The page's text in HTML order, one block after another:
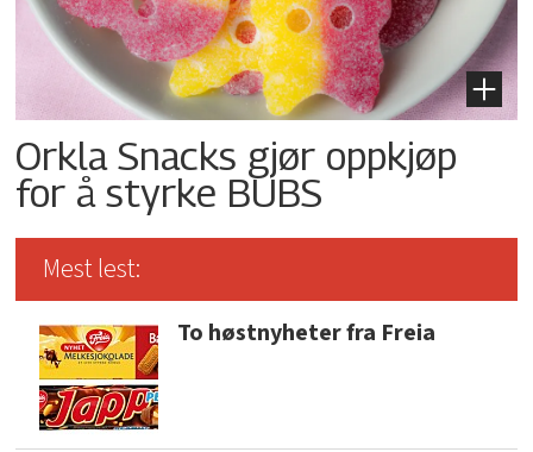
Orkla Snacks gjør oppkjøp
for å styrke BUBS
Mest lest:
To høstnyheter fra Freia